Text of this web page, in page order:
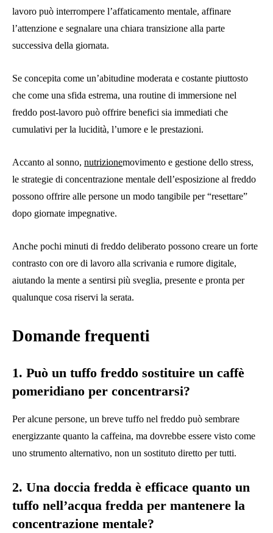
lavoro può interrompere l’affaticamento mentale, affinare
l’attenzione e segnalare una chiara transizione alla parte
successiva della giornata.
Se concepita come un’abitudine moderata e costante piuttosto
che come una sfida estrema, una routine di immersione nel
freddo post-lavoro può offrire benefici sia immediati che
cumulativi per la lucidità, l’umore e le prestazioni.
Accanto al sonno, nutrizionemovimento e gestione dello stress,
le strategie di concentrazione mentale dell’esposizione al freddo
possono offrire alle persone un modo tangibile per “resettare”
dopo giornate impegnative.
Anche pochi minuti di freddo deliberato possono creare un forte
contrasto con ore di lavoro alla scrivania e rumore digitale,
aiutando la mente a sentirsi più sveglia, presente e pronta per
qualunque cosa riservi la serata.
Domande frequenti
1. Può un tuffo freddo sostituire un caffè
pomeridiano per concentrarsi?
Per alcune persone, un breve tuffo nel freddo può sembrare
energizzante quanto la caffeina, ma dovrebbe essere visto come
uno strumento alternativo, non un sostituto diretto per tutti.
2. Una doccia fredda è efficace quanto un
tuffo nell’acqua fredda per mantenere la
concentrazione mentale?